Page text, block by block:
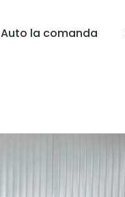
Auto la comanda